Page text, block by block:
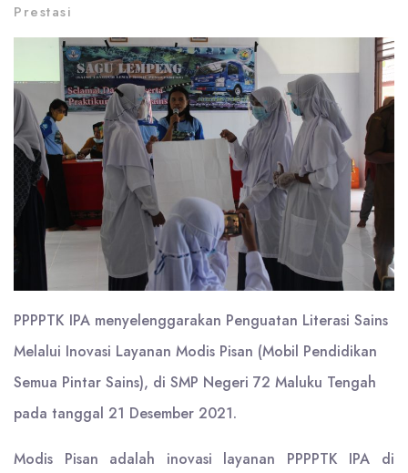
Prestasi
PPPPTK IPA menyelenggarakan Penguatan Literasi Sains
Melalui Inovasi Layanan Modis Pisan (Mobil Pendidikan
Semua Pintar Sains), di SMP Negeri 72 Maluku Tengah
pada tanggal 21 Desember 2021.
Modis Pisan adalah inovasi layanan PPPPTK IPA di